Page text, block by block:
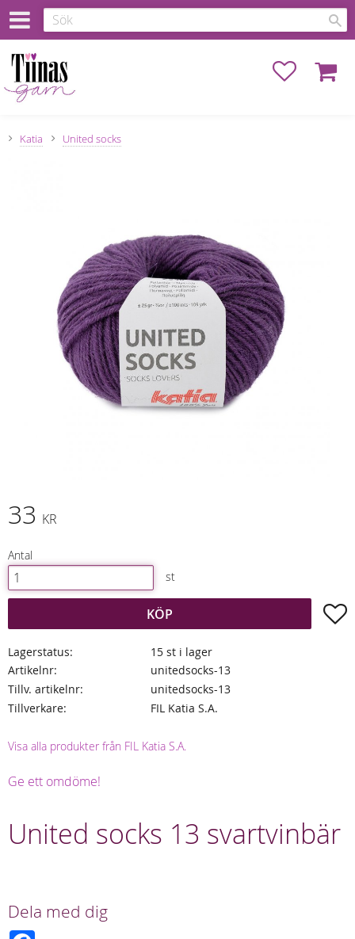
Favoriter
Katia United socks
33 KR
Antal
st
KÖP
Lagerstatus
15 st i lager
Artikelnr
unitedsocks-13
Tillv. artikelnr
unitedsocks-13
Tillverkare
FIL Katia S.A.
Visa alla produkter från FIL Katia S.A.
Ge ett omdöme!
United socks 13 svartvinbär
Dela med dig